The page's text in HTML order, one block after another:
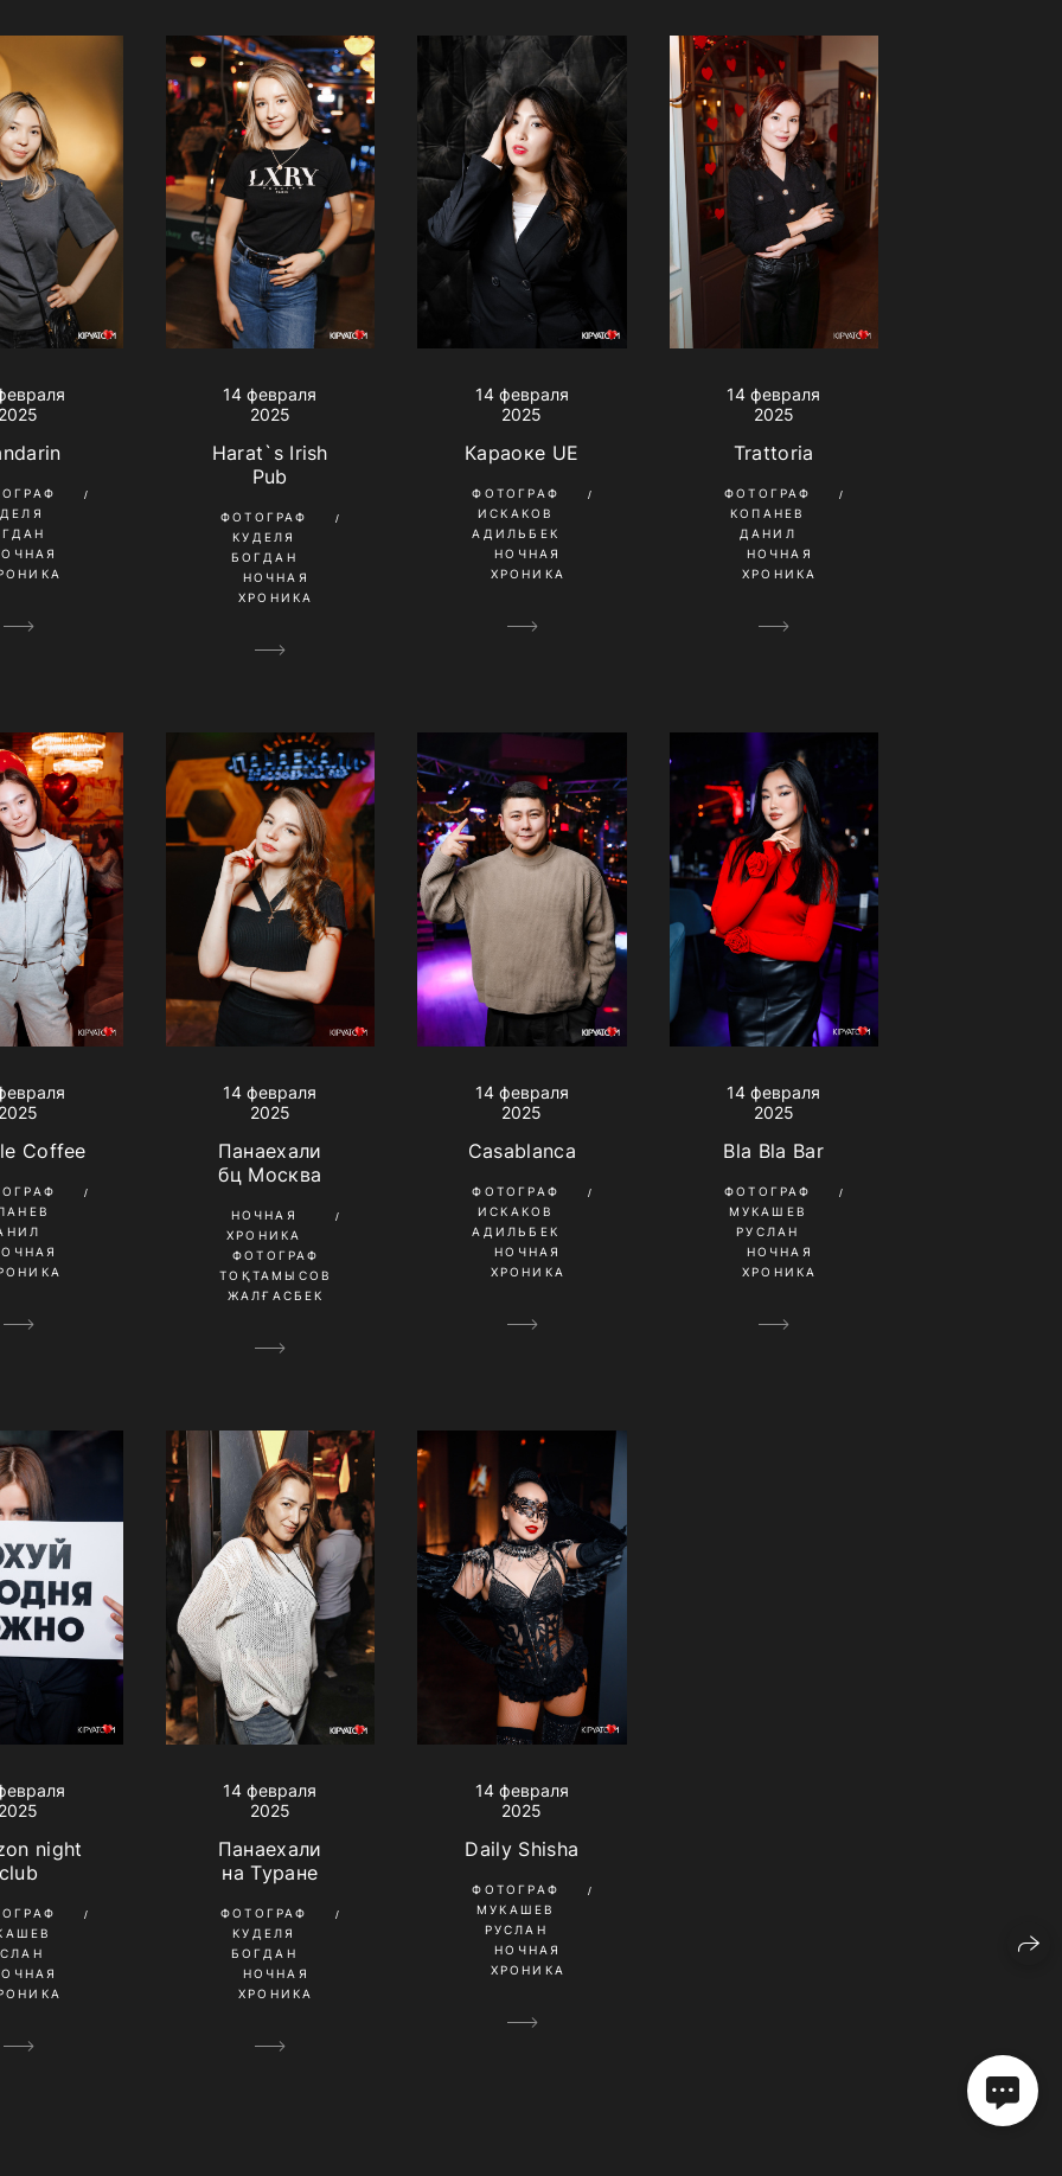
14 февраля
2025
Harat`s Irish
Pub
ФОТОГРАФ
КУДЕЛЯ
БОГДАН
НОЧНАЯ
ХРОНИКА
14 февраля
2025
Караоке UE
ФОТОГРАФ
ИСКАКОВ
АДИЛЬБЕК
НОЧНАЯ
ХРОНИКА
14 февраля
2025
Trattoria
ФОТОГРАФ
КОПАНЕВ
ДАНИЛ
НОЧНАЯ
ХРОНИКА
Coffee
14 февраля
2025
Панаехали
бц Москва
НОЧНАЯ
ХРОНИКА
ФОТОГРАФ
ТОҚТАМЫСОВ
ЖАЛҒАСБЕК
14 февраля
2025
Casablanca
ФОТОГРАФ
ИСКАКОВ
АДИЛЬБЕК
НОЧНАЯ
ХРОНИКА
14 февраля
2025
Bla Bla Bar
ФОТОГРАФ
МУКАШЕВ
РУСЛАН
НОЧНАЯ
ХРОНИКА
night
14 февраля
2025
Панаехали
на Туране
ФОТОГРАФ
КУДЕЛЯ
БОГДАН
НОЧНАЯ
ХРОНИКА
14 февраля
2025
Daily Shisha
ФОТОГРАФ
МУКАШЕВ
РУСЛАН
НОЧНАЯ
ХРОНИКА